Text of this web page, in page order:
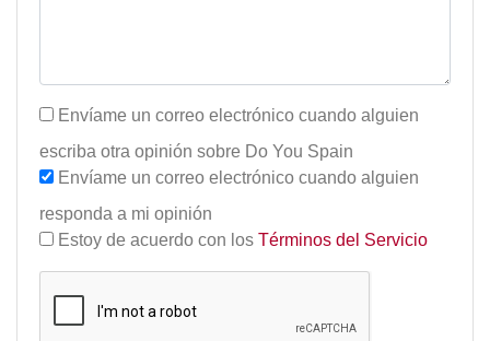
Envíame un correo electrónico cuando alguien
escriba otra opinión sobre Do You Spain
Envíame un correo electrónico cuando alguien
responda a mi opinión
Estoy de acuerdo con los Términos del Servicio